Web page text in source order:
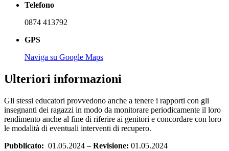
Telefono
0874 413792
GPS
Naviga su Google Maps
Ulteriori informazioni
Gli stessi educatori provvedono anche a tenere i rapporti con gli
insegnanti dei ragazzi in modo da monitorare periodicamente il loro
rendimento anche al fine di riferire ai genitori e concordare con loro
le modalità di eventuali interventi di recupero.
Pubblicato: 01.05.2024 – Revisione: 01.05.2024